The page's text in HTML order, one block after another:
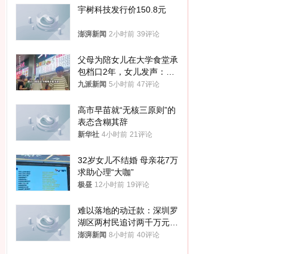
宇树科技发行价150.8元
澎湃新闻 2小时前 39评论
父母为陪女儿在大学食堂承
包档口2年，女儿发声：初
衷是为了陪伴，毕业后将不
九派新闻 5小时前 47评论
高市早苗就“无核三原则”的
表态含糊其辞
新华社 4小时前 21评论
32岁女儿不结婚 母亲花7万
求助心理“大咖”
极昼 12小时前 19评论
难以落地的动迁款：深圳罗
湖区两村民追讨两千万元动
迁款八年未果
澎湃新闻 8小时前 40评论